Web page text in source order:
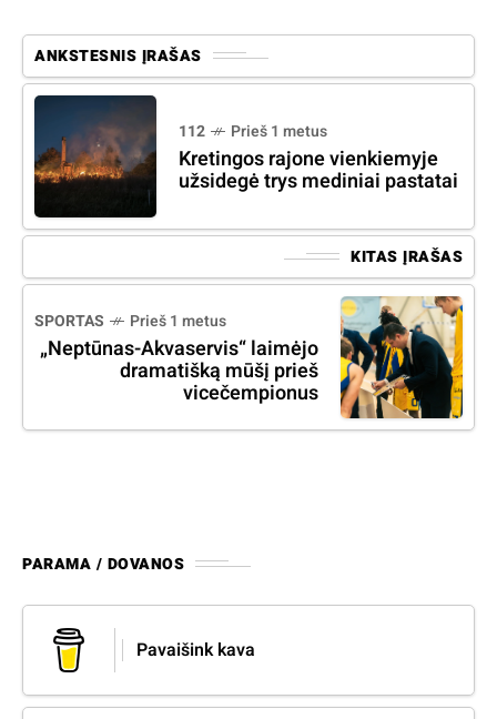
ANKSTESNIS ĮRAŠAS
112 Prieš 1 metus
Kretingos rajone vienkiemyje
užsidegė trys mediniai pastatai
KITAS ĮRAŠAS
SPORTAS Prieš 1 metus
„Neptūnas-Akvaservis“ laimėjo
dramatišką mūšį prieš
vicečempionus
PARAMA / DOVANOS
Pavaišink kava